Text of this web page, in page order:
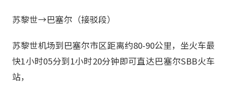
苏黎世→巴塞尔（接驳段）
苏黎世机场到巴塞尔市区距离约80-90公里，坐火车最
快1小时05分到1小时20分钟即可直达巴塞尔SBB火车
站，